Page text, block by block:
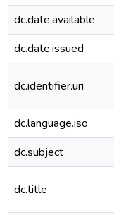
dc.date.available
dc.date.issued
dc.identifier.uri
dc.language.iso
dc.subject
dc.title